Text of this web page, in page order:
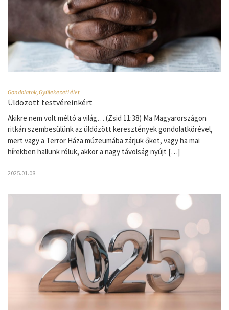
Gondolatok,Gyülekezeti élet
Üldözött testvéreinkért
Akikre nem volt méltó a világ… (Zsid 11:38) Ma Magyarországon
ritkán szembesülünk az üldözött keresztények gondolatkörével,
mert vagy a Terror Háza múzeumába zárjuk őket, vagy ha mai
hírekben hallunk róluk, akkor a nagy távolság nyújt […]
2025.01.08.